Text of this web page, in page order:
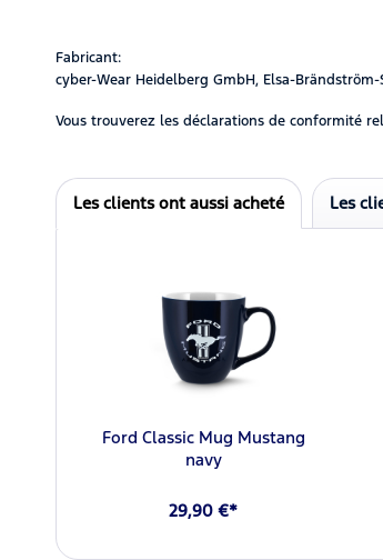
Fabricant:
cyber-Wear Heidelberg GmbH, Elsa-
Vous trouverez les déclarations de conformité
Les clients ont aussi acheté Les
Ford Classic Mug Mustang
navy
29,90 €*